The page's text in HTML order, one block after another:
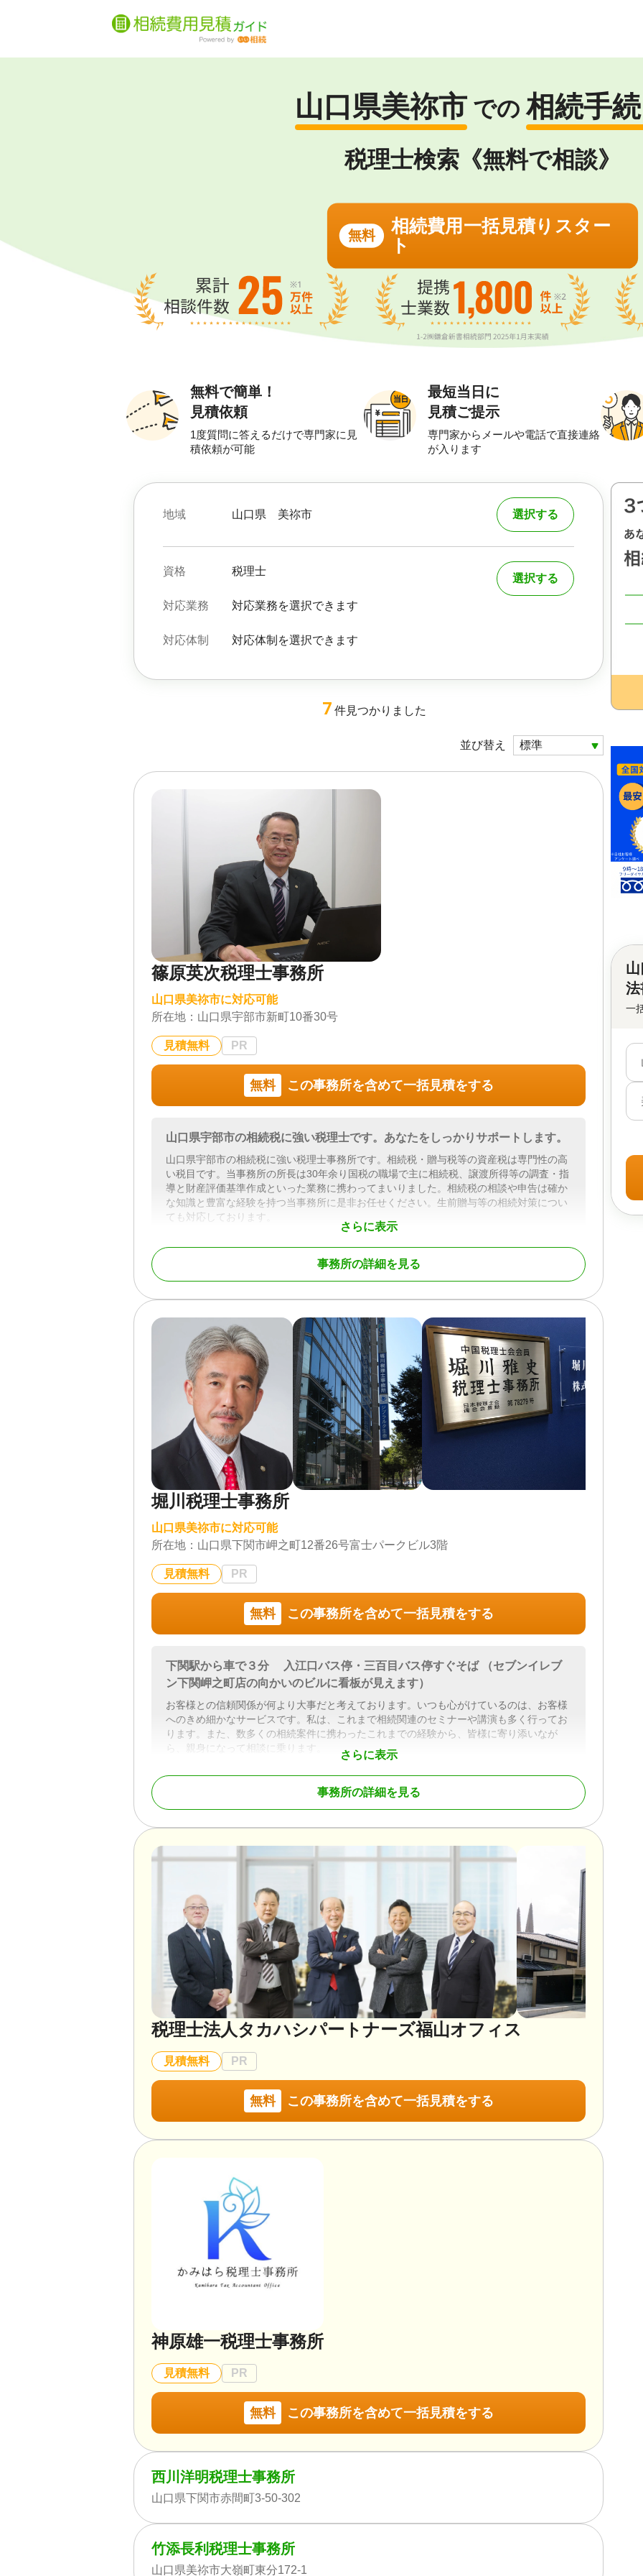
山口県美祢市 での 相続手
税理士検索《無料で相談》
無料
相続費用一括見積りスター
ト
無料で簡単！
見積依頼
1度質問に答えるだけで専門家に見
積依頼が可能
最短当日に
見積ご提示
専門家からメールや電話で直接連絡
が入ります
地域 山口県 美祢市 選択する
資格 税理士
対応業務 対応業務を選択できます
対応体制 対応体制を選択できます
選択する
7 件見つかりました
並び替え
篠原英次税理士事務所
山口県美祢市に対応可能
所在地： 山口県宇部市新町10番30号
見積無料 PR
無料 この事務所を含めて一括見積をする
さらに表示
山口県宇部市の相続税に強い税理士です。あなたをしっかりサポートします。
山口県宇部市の相続税に強い税理士事務所です。相続税・贈与税等の資産税は専門性の高
い税目です。当事務所の所長は30年余り国税の職場で主に相続税、譲渡所得等の調査・指
導と財産評価基準作成といった業務に携わってまいりました。相続税の相談や申告は確か
な知識と豊富な経験を持つ当事務所に是非お任せください。生前贈与等の相続対策につい
ても対応しております。
対応業務
遺産分割 / 相続税申告
対応体制
訪問可 / 土日相談可 / 初回相談無料 / 18時以降相談可 / オンライン面談可 / 事務
所面談可
事務所の詳細を見る
堀川税理士事務所
山口県美祢市に対応可能
所在地： 山口県下関市岬之町12番26号富士パークビル3階
見積無料 PR
無料 この事務所を含めて一括見積をする
さらに表示
下関駅から車で３分 入江口バス停・三百目バス停すぐそば （セブンイレブ
ン下関岬之町店の向かいのビルに看板が見えます）
お客様との信頼関係が何より大事だと考えております。いつも心がけているのは、お客様
へのきめ細かなサービスです。私は、これまで相続関連のセミナーや講演も多く行ってお
ります。また、数多くの相続案件に携わったこれまでの経験から、皆様に寄り添いなが
ら、親身になって相談に乗ります。
下関市とその近隣（山陽小野田市・宇部市・美祢市・萩市・長門市）
対応業務
相続税申告
事務所の詳細を見る
税理士法人タカハシパートナーズ福山オフィス
見積無料 PR
無料 この事務所を含めて一括見積をする
神原雄一税理士事務所
見積無料 PR
無料 この事務所を含めて一括見積をする
西川洋明税理士事務所
山口県下関市赤間町3-50-302
竹添長利税理士事務所
山口県美祢市大嶺町東分172-1
法
一